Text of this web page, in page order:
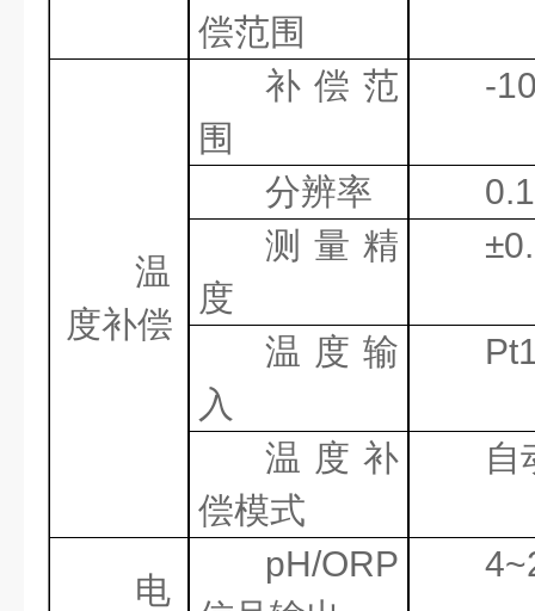
偿范围
温
度补偿
补偿范
围
-
分辨率
0.1
测量精
度
±
温度输
入
温度补
偿模式
自
电
pH/ORP